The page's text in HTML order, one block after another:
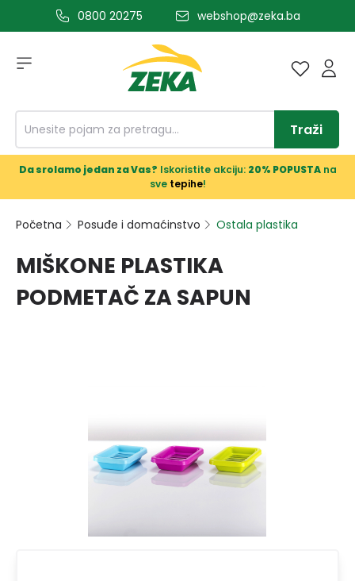
glavni sadržaj0800 20275 webshop@zeka.ba
Traži
Da srolamo jedan za Vas? Iskoristite akciju: 20% POPUSTAna
sve tepihe!
Početna Posuđe i domaćinstvo Ostala plastika
MIŠKONE PLASTIKA
PODMETAČ ZA SAPUN